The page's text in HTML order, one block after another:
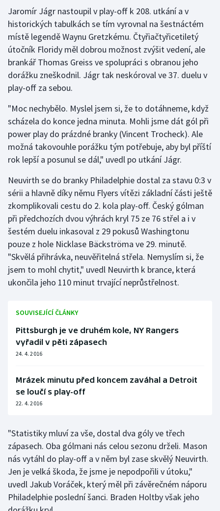
Lyže a snowboard
Moderní pětiboj
Motorsport
Olympijské hry
Parasport
Plavání
Plážový volejbal
Ragby
Rychlobruslení
Rychlostní kanoistika
Short track
Sportovní střelba
Veslování
Volejbal
Jaromír Jágr nastoupil v play-off k 208. utkání a v
historických tabulkách se tím vyrovnal na šestnáctém
místě legendě Waynu Gretzkému. Čtyřiačtyřicetiletý
útočník Floridy měl dobrou možnost zvýšit vedení, ale
brankář Thomas Greiss ve spolupráci s obranou jeho
dorážku zneškodnil. Jágr tak neskóroval ve 37. duelu v
play-off za sebou.
"Moc nechybělo. Myslel jsem si, že to dotáhneme, když
scházela do konce jedna minuta. Mohli jsme dát gól při
power play do prázdné branky (Vincent Trocheck). Ale
možná takovouhle porážku tým potřebuje, aby byl příští
rok lepší a posunul se dál," uvedl po utkání Jágr.
Neuvirth se do branky Philadelphie dostal za stavu 0:3 v
sérii a hlavně díky němu Flyers vítězi základní části ještě
zkomplikovali cestu do 2. kola play-off. Český gólman
při předchozích dvou výhrách kryl 75 ze 76 střel a i v
šestém duelu inkasoval z 29 pokusů Washingtonu
pouze z hole Nicklase Bäckströma ve 29. minutě.
"Skvělá přihrávka, neuvěřitelná střela. Nemyslím si, že
jsem to mohl chytit," uvedl Neuvirth k brance, která
ukončila jeho 110 minut trvající neprůstřelnost.
SOUVISEJÍCÍ ČLÁNKY
Pittsburgh je ve druhém kole, NY Rangers
vyřadil v pěti zápasech
24. 4. 2016
Mrázek minutu před koncem zaváhal a Detroit
se loučí s play-off
22. 4. 2016
"Statistiky mluví za vše, dostal dva góly ve třech
zápasech. Oba gólmani nás celou sezonu drželi. Mason
nás vytáhl do play-off a v něm byl zase skvělý Neuvirth.
Jen je velká škoda, že jsme je nepodpořili v útoku,"
uvedl Jakub Voráček, který měl při závěrečném náporu
Philadelphie poslední šanci. Braden Holtby však jeho